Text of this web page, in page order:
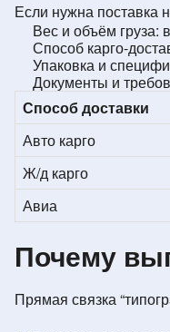
Если нужна поставка
Вес и объём груза:
Способ карго-
Упаковка и
Документы и
Способ доставки
Авто карго
Ж/д карго
Авиа
Почему
Прямая связка